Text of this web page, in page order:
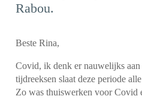
Rabou.
Beste Rina,
Covid, ik denk er nauwelijks
tijdreeksen slaat deze periode
Zo was thuiswerken voor Covid